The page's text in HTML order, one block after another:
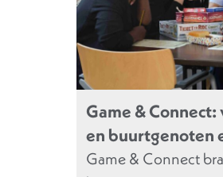
Game &
en buurtgenoten
Game & Connect